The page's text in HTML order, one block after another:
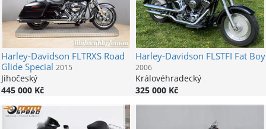
Harley-Davidson FLTRXS Road
Glide Special 2015
Jihočeský
445 000 Kč
Harley-Davidson FLSTFI Fat Boy
2006
Královéhradecký
325 000 Kč